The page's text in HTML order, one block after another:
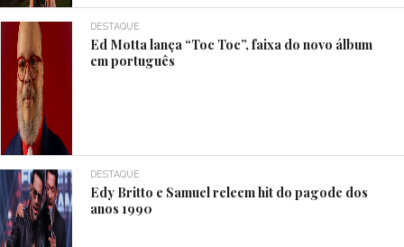
DESTAQUE
Ed Motta lança “Toc Toc”, faixa do novo álbum
em português
DESTAQUE
Edy Britto e Samuel releem hit do pagode dos
anos 1990